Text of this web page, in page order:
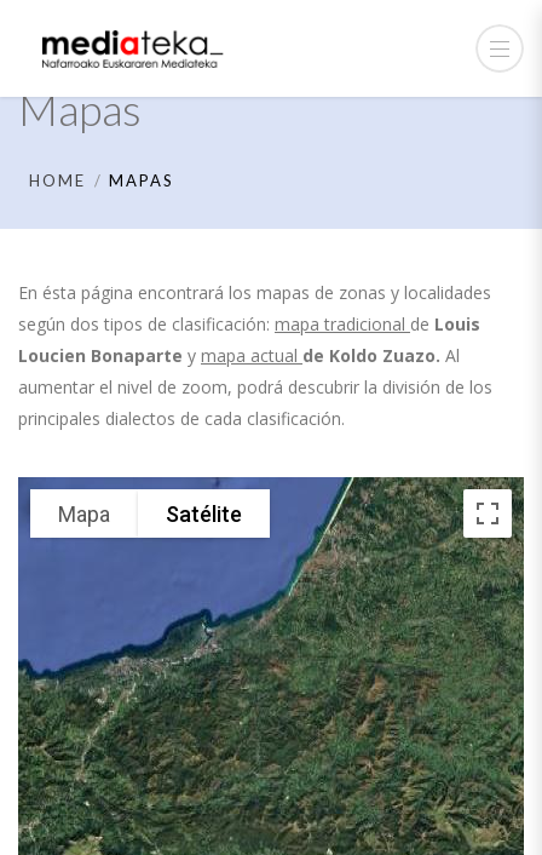
Mapas
HOME MAPAS
En ésta página encontrará los mapas de zonas y localidades
según dos tipos de clasificación: mapa tradicional de Louis
Loucien Bonaparte y mapa actual de Koldo Zuazo. Al
aumentar el nivel de zoom, podrá descubrir la división de los
principales dialectos de cada clasificación.
Mapa Satélite